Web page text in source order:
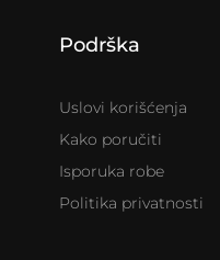
Podrška
Uslovi korišćenja
Kako poručiti
Isporuka robe
Politika privatnosti